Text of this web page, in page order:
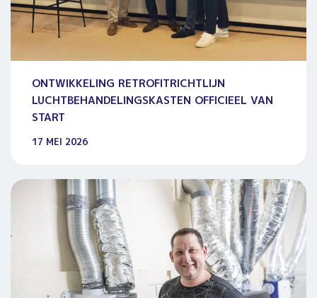
ONTWIKKELING RETROFITRICHTLIJN
LUCHTBEHANDELINGSKASTEN OFFICIEEL VAN
START
17 MEI 2026